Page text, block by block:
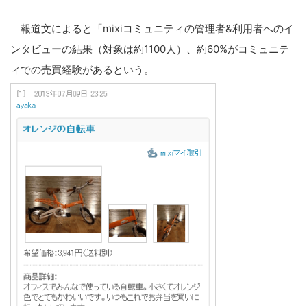
報道文によると「mixiコミュニティの管理者&利用者へのイ
ンタビューの結果（対象は約1100人）、約60%がコミュニテ
ィでの売買経験があるという。